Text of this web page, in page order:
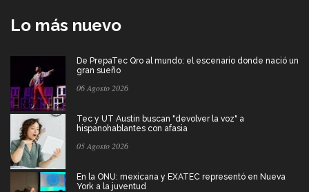
Lo más nuevo
De PrepaTec Qro al mundo: el escenario donde nació un
gran sueño
06 Agosto 2026
Tec y UT Austin buscan "devolver la voz" a
hispanohablantes con afasia
05 Agosto 2026
En la ONU: mexicana y EXATEC representó en Nueva
York a la juventud